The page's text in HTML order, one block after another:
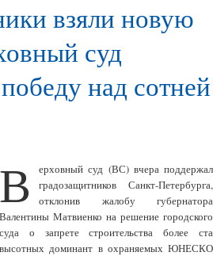
взяли новую
суд
над сотней
В
ерховный суд (ВС) вчера поддержал
градозащитников Санкт-Петербурга,
отклонив жалобу губернатора
Валентины Матвиенко на решение городского
суда о запрете строительства более ста
высотных доминант в охраняемых ЮНЕСКО